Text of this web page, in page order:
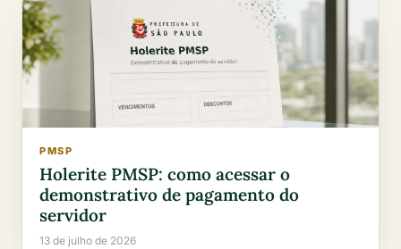
PMSP
Holerite PMSP: como acessar o
demonstrativo de pagamento do
servidor
13 de julho de 2026